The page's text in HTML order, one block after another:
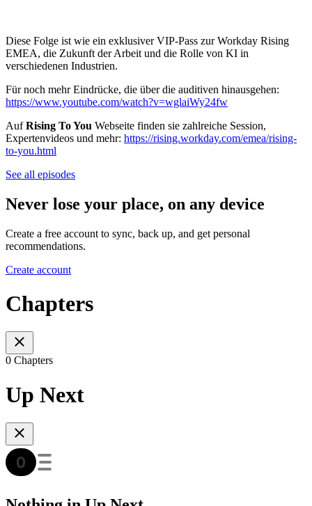
Diese Folge ist wie ein exklusiver VIP-Pass zur Workday Rising
EMEA, die Zukunft der Arbeit und die Rolle von KI in
verschiedenen Industrien.
Für noch mehr Eindrücke, die über die auditiven hinausgehen:
https://www.youtube.com/watch?v=wglaiWy24fw
AufRising To You Webseite finden sie zahlreiche Session,
Expertenvideos und mehr: https://rising.workday.com/emea/rising-
to-you.html
See all episodes
Never lose your place, on any device
Create a free account to sync, back up, and get personal
recommendations.
Create account
Chapters
0 Chapters
Up Next